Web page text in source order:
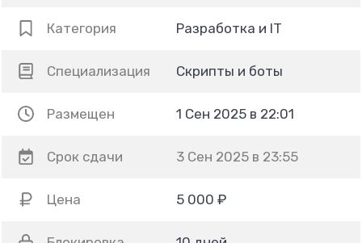
Категория Разработка и IT
Специализация Скрипты и боты
Размещен 1 Сен 2025 в 22:01
Срок сдачи 3 Сен 2025 в 23:55
Цена 5 000 ₽